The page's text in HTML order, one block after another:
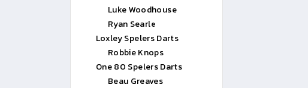
Luke Woodhouse
Ryan Searle
Loxley Spelers Darts
Robbie Knops
One 80 Spelers Darts
Beau Greaves